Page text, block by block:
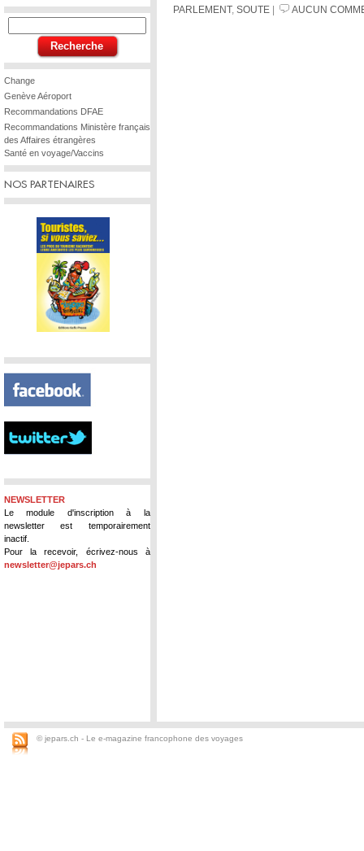
Change
Genève Aéroport
Recommandations DFAE
Recommandations Ministère français
des Affaires étrangères
Santé en voyage/Vaccins
NOS PARTENAIRES
NEWSLETTER
Le module d'inscription à la
newsletter est temporairement
inactif.
Pour la recevoir, écrivez-nous à
newsletter@jepars.ch
PARLEMENT, SOUTE AUCUN
© jepars.ch - Le e-magazine francophone des voyages